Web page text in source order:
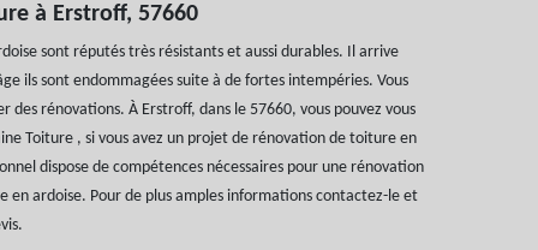
à Erstroff, 57660
sont réputés très résistants et aussi durables. Il arrive
ils sont endommagées suite à de fortes intempéries. Vous
des rénovations. À Erstroff, dans le 57660, vous pouvez vous
Toiture , si vous avez un projet de rénovation de toiture en
dispose de compétences nécessaires pour une rénovation
en ardoise. Pour de plus amples informations contactez-le et